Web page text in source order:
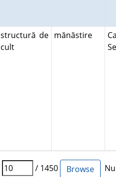
structură de
cult
mănăstire
/ 1450